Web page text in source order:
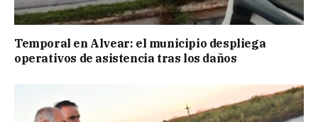
Temporal en Alvear: el municipio despliega
operativos de asistencia tras los daños